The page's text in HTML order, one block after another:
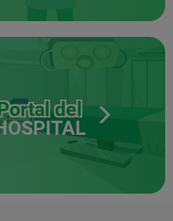
del